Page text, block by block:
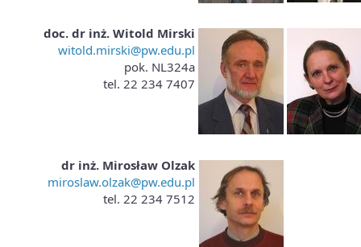
doc. dr inż. Witold Mirski
witold.mirski@pw.edu.pl
pok. NL324a
tel. 22 234 7407
dr inż. Mirosław Olzak
miroslaw.olzak@pw.edu.pl
tel. 22 234 7512